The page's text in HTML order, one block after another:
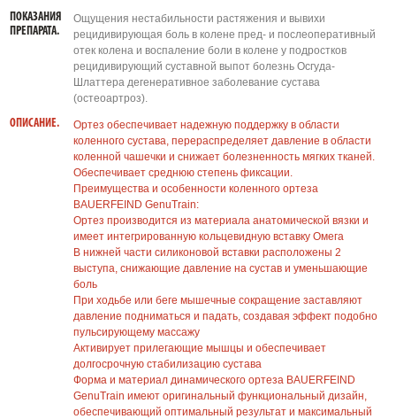
ПОКАЗАНИЯ
ПРЕПАРАТА.
Ощущения нестабильности растяжения и вывихи
рецидивирующая боль в колене пред- и послеоперативный
отек колена и воспаление боли в колене у подростков
рецидивирующий суставной выпот болезнь Осгуда-
Шлаттера дегенеративное заболевание сустава
(остеоартроз).
ОПИСАНИЕ.
Ортез обеспечивает надежную поддержку в области
коленного сустава, перераспределяет давление в области
коленной чашечки и снижает болезненность мягких тканей.
Обеспечивает среднюю степень фиксации.
Преимущества и особенности коленного ортеза
BAUERFEIND GenuTrain:
Ортез производится из материала анатомической вязки и
имеет интегрированную кольцевидную вставку Омега
В нижней части силиконовой вставки расположены 2
выступа, снижающие давление на сустав и уменьшающие
боль
При ходьбе или беге мышечные сокращение заставляют
давление подниматься и падать, создавая эффект подобно
пульсирующему массажу
Активирует прилегающие мышцы и обеспечивает
долгосрочную стабилизацию сустава
Форма и материал динамического ортеза BAUERFEIND
GenuTrain имеют оригинальный функциональный дизайн,
обеспечивающий оптимальный результат и максимальный